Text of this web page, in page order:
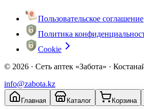
Пользовательское соглашение
Политика
Cookie
© 2026 · Сеть аптек «Забота» ·
info@zabota.kz
Главная Каталог Корзина